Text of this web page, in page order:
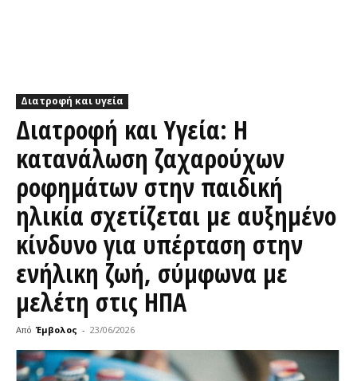
Διατροφή και υγεία
Διατροφή και Υγεία: Η
κατανάλωση ζαχαρούχων
ροφημάτων στην παιδική
ηλικία σχετίζεται με αυξημένο
κίνδυνο για υπέρταση στην
ενήλικη ζωή, σύμφωνα με
μελέτη στις ΗΠΑ
Από Έμβολος - 23/06/2026